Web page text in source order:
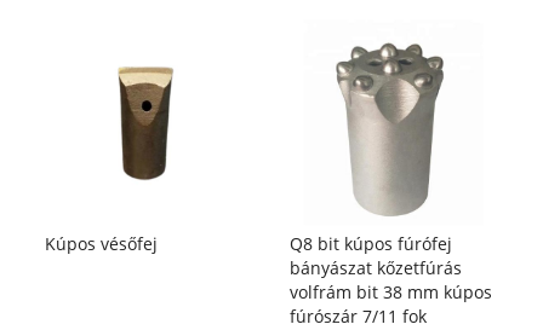
Kúpos vésőfej
Q8 bit kúpos fúrófej
bányászat kőzetfúrás
volfrám bit 38 mm kúpos
fúrószár 7/11 fok